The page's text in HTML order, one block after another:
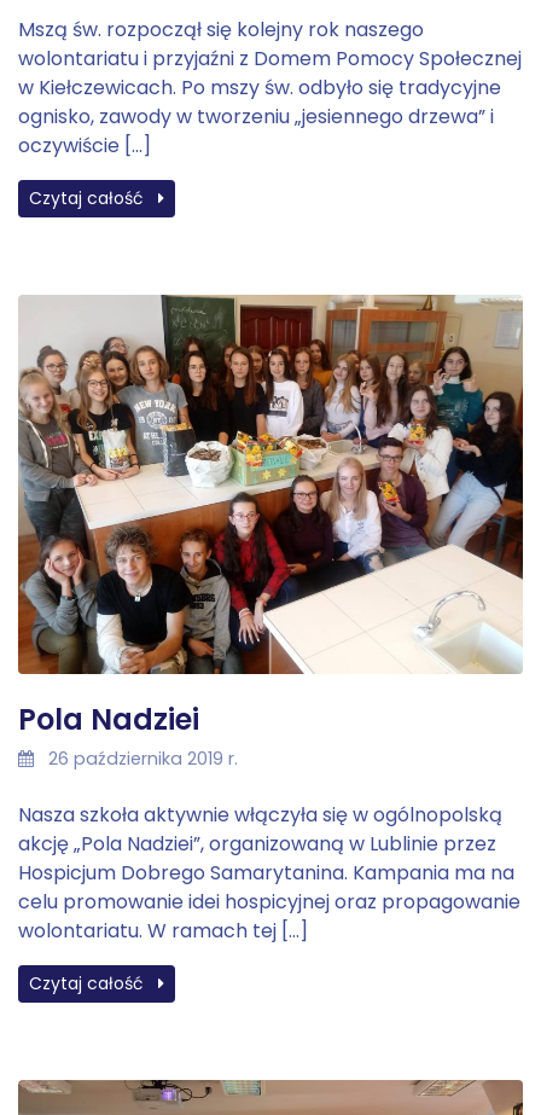
Mszą św. rozpoczął się kolejny rok naszego
wolontariatu i przyjaźni z Domem Pomocy Społecznej
w Kiełczewicach. Po mszy św. odbyło się tradycyjne
ognisko, zawody w tworzeniu „jesiennego drzewa” i
oczywiście […]
Czytaj całość
Pola Nadziei
26 października 2019 r.
Nasza szkoła aktywnie włączyła się w ogólnopolską
akcję „Pola Nadziei”, organizowaną w Lublinie przez
Hospicjum Dobrego Samarytanina. Kampania ma na
celu promowanie idei hospicyjnej oraz propagowanie
wolontariatu. W ramach tej […]
Czytaj całość